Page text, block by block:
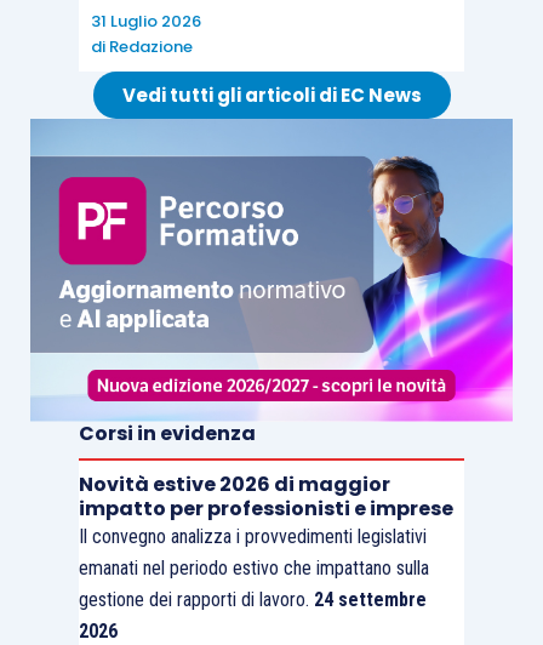
31 Luglio 2026
di Redazione
Vedi tutti gli articoli di EC News
Corsi in evidenza
Novità estive 2026 di maggior
impatto per professionisti e imprese
Il convegno analizza i provvedimenti legislativi
emanati nel periodo estivo che impattano sulla
gestione dei rapporti di lavoro. 24 settembre
2026